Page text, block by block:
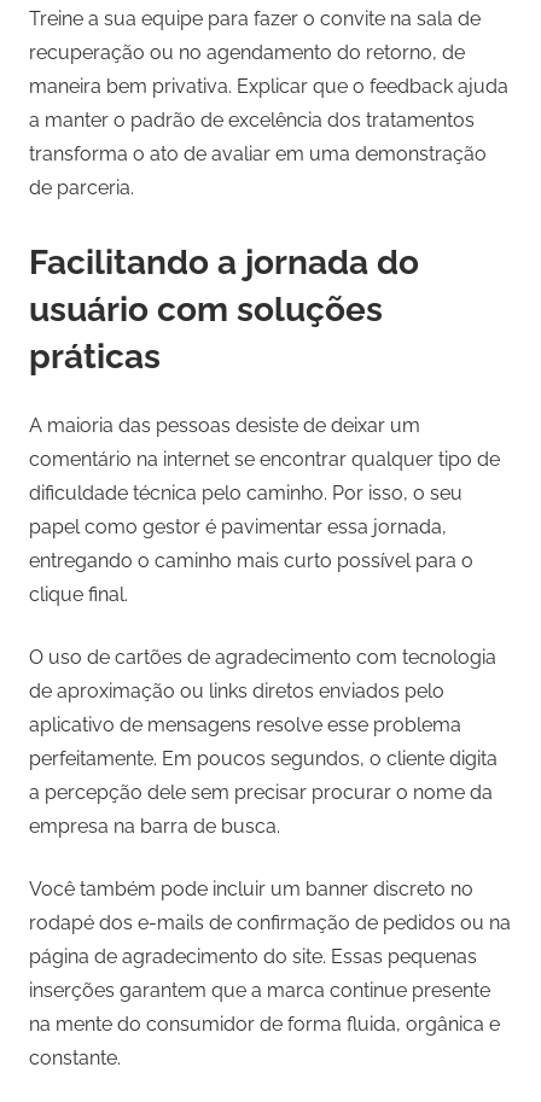
Treine a sua equipe para fazer o convite na sala de
recuperação ou no agendamento do retorno, de
maneira bem privativa. Explicar que o feedback ajuda
a manter o padrão de excelência dos tratamentos
transforma o ato de avaliar em uma demonstração
de parceria.
Facilitando a jornada do
usuário com soluções
práticas
A maioria das pessoas desiste de deixar um
comentário na internet se encontrar qualquer tipo de
dificuldade técnica pelo caminho. Por isso, o seu
papel como gestor é pavimentar essa jornada,
entregando o caminho mais curto possível para o
clique final.
O uso de cartões de agradecimento com tecnologia
de aproximação ou links diretos enviados pelo
aplicativo de mensagens resolve esse problema
perfeitamente. Em poucos segundos, o cliente digita
a percepção dele sem precisar procurar o nome da
empresa na barra de busca.
Você também pode incluir um banner discreto no
rodapé dos e-mails de confirmação de pedidos ou na
página de agradecimento do site. Essas pequenas
inserções garantem que a marca continue presente
na mente do consumidor de forma fluida, orgânica e
constante.